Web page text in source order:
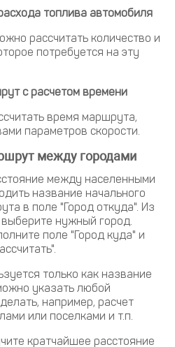
топлива автомобиля
рассчитать количество и
потребуется на эту
с расчетом времени
время маршрута,
параметров скорости.
между городами
между населенными
название начального
в поле "Город откуда". Из
нужный город.
поле "Город куда" и
только как название
указать любой
например, расчет
или поселками и т.п.
кратчайшее расстояние